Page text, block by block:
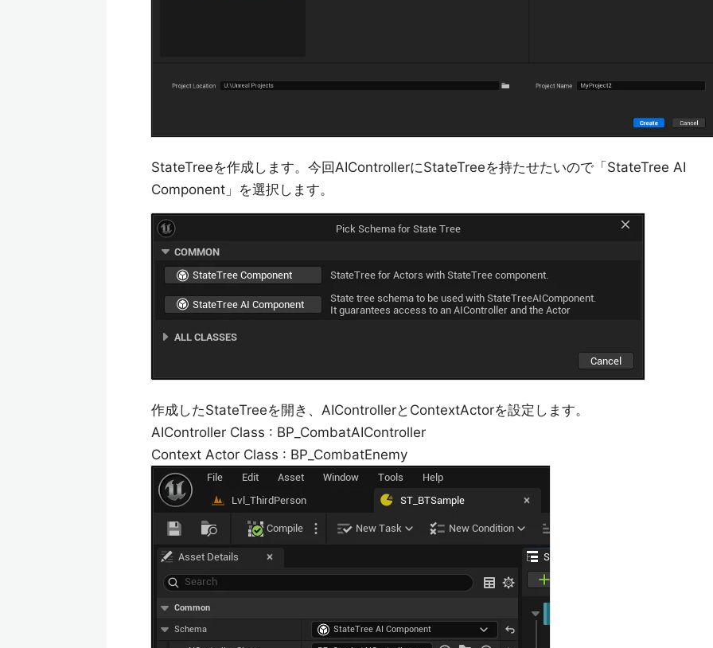
StateTreeを作成します。今回AIControllerにStateTreeを持たせたいので「StateTree AI
Component」を選択します。
作成したStateTreeを開き、AIControllerとContextActorを設定します。
AIController Class : BP_CombatAIController
Context Actor Class : BP_CombatEnemy